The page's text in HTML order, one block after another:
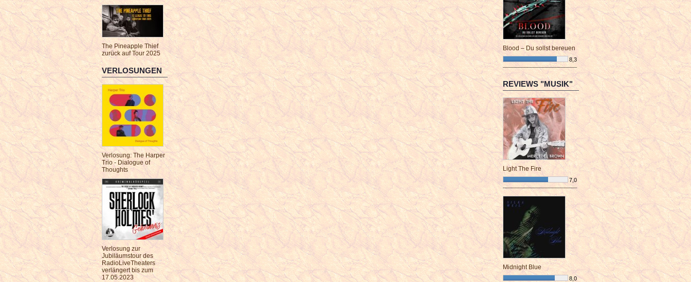
The Pineapple Thief
zurück auf Tour 2025
VERLOSUNGEN
Verlosung: The Harper
Trio - Dialogue of
Thoughts
Verlosung zur
Jubiläumstour des
RadioLiveTheaters
verlängert bis zum
17.05.2023
Blood – Du sollst bereuen
8,3
¯¯¯¯¯¯¯¯¯¯¯¯¯¯¯¯¯¯¯¯¯¯¯¯
REVIEWS "MUSIK"
Light The Fire
7,0
¯¯¯¯¯¯¯¯¯¯¯¯¯¯¯¯¯¯¯¯¯¯¯¯
Midnight Blue
8,0